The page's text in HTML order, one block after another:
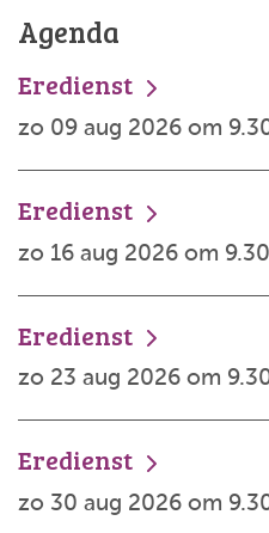
Agenda
Eredienst
zo 09 aug 2026 om
Eredienst
zo 16 aug 2026 om
Eredienst
zo 23 aug 2026 om
Eredienst
zo 30 aug 2026 om